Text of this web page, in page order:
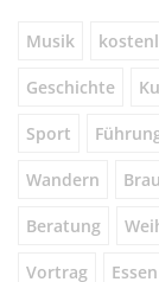
Musik
Geschichte
Sport
Wandern
Beratung
Vortrag Essen